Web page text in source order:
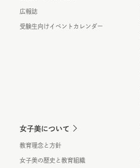
広報誌
受験生向けイベントカレンダー
女子美について
教育理念と方針
女子美の歴史と教育組織